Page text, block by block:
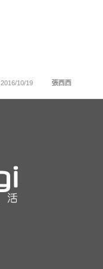
2016/10/19 張西西